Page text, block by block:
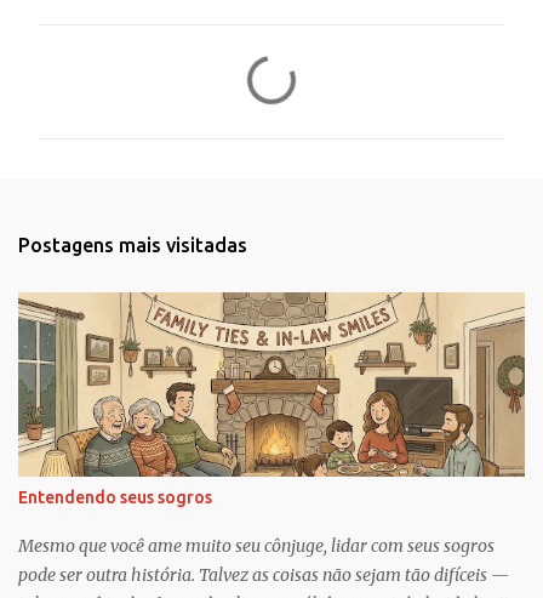
r
i
o
s
Postagens mais visitadas
Entendendo seus sogros
Mesmo que você ame muito seu cônjuge, lidar com seus sogros
pode ser outra história. Talvez as coisas não sejam tão difíceis —